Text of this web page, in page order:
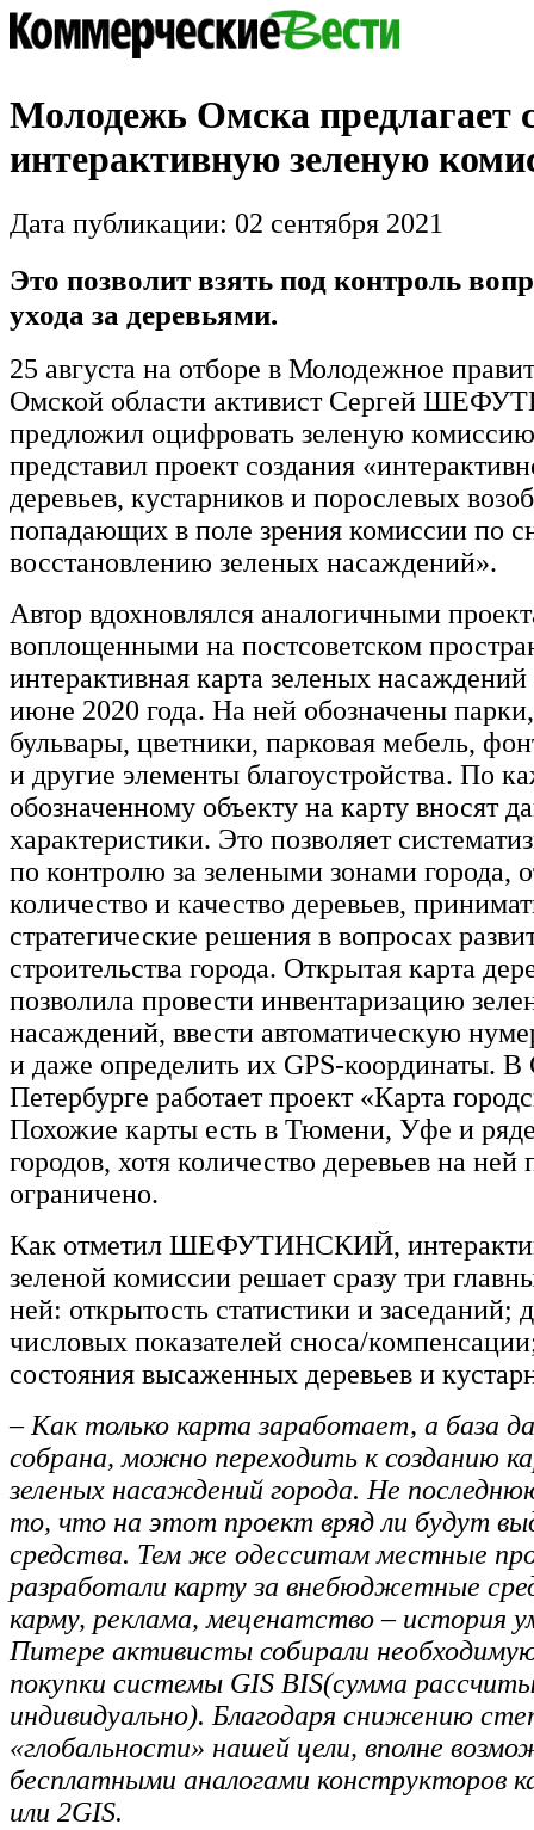
Молодежь Омска предлагает
интерактивную зеленую
Дата публикации: 02 сентября 2021
Это позволит взять под контроль
ухода за деревьями.
25 августа на отборе в Молодежное
Омской области активист Сергей
предложил оцифровать зеленую
представил проект создания
деревьев, кустарников и порослевых
попадающих в поле зрения комиссии по
восстановлению зеленых насаждений».
Автор вдохновлялся аналогичными
воплощенными на постсоветском
интерактивная карта зеленых насаждений
июне 2020 года. На ней обозначены
бульвары, цветники, парковая мебель,
и другие элементы благоустройства. По
обозначенному объекту на карту вносят
характеристики. Это позволяет
по контролю за зелеными зонами города,
количество и качество деревьев,
стратегические решения в вопросах
строительства города. Открытая карта
позволила провести инвентаризацию
насаждений, ввести автоматическую
и даже определить их GPS-координаты. В
Петербурге работает проект «Карта
Похожие карты есть в Тюмени, Уфе и
городов, хотя количество деревьев на ней
ограничено.
Как отметил ШЕФУТИНСКИЙ,
зеленой комиссии решает сразу три
ней: открытость статистики и заседаний;
числовых показателей сноса/
состояния высаженных деревьев и
– Как только карта заработает, а база
собрана, можно переходить к созданию
зеленых насаждений города. Не
то, что на этот проект вряд ли будут
средства. Тем же одесситам местные
разработали карту за внебюджетные
карму, реклама, меценатство – история
Питере активисты собирали
покупки системы GIS BIS(сумма
индивидуально). Благодаря снижению
«глобальности» нашей цели, вполне
бесплатными аналогами конструкторов
или 2GIS.